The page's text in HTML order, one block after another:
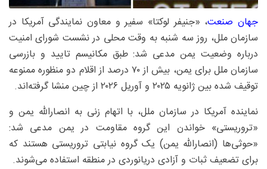
جهان صنعت، «جنیفر لوکتا» سفیر و معاون نمایندگی آمریکا در
سازمان ملل، روز سه شنبه به وقت محلی در نشست شورای امنیت
درباره وضعیت یمن مدعی شد: طبق مکانیسم تایید و بازرسی
سازمان ملل برای یمن، بیش از ۷۰ درصد از اقلام دو منظوره ممنوعه
توقیف شده بین ژانویه ۲۰۲۵ و آوریل ۲۰۲۶ از چین منشا گرفته‌اند.
نماینده آمریکا در سازمان ملل، با اتهام زنی به انصارالله یمن و
«تروریستی» خواندن این گروه مقاومت در یمن مدعی شد:
«حوثی‌ها (انصارالله یمن) یک گروه نیابتی تروریستی هستند که
برای تضعیف ثبات و آزادی دریانوردی در منطقه استفاده می‌شوند.